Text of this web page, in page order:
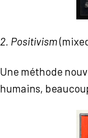
2. Positivism
Une méthode
humains,